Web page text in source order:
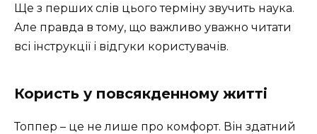
Ще з перших слів цього терміну звучить наука.
Але правда в тому, що важливо уважно читати
всі інструкції і відгуки користувачів.
Користь у повсякденному житті
Топпер – це не лише про комфорт. Він здатний